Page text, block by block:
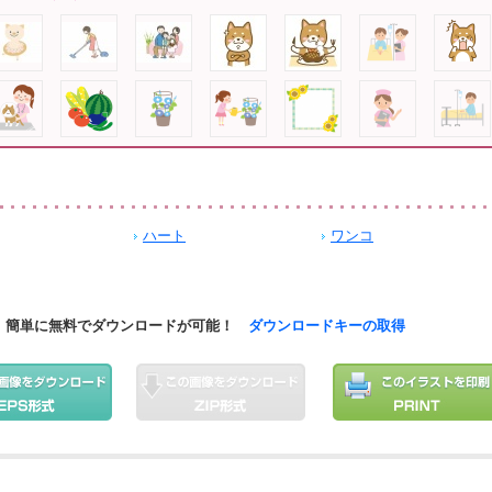
ハート ワンコ
単に無料でダウンロードが可能！ ダウンロードキーの取得